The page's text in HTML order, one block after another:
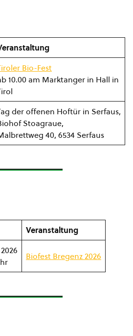
Bio-Fest
10.00 am Marktanger in Hall in
der offenen Hoftür in Serfaus,
Stoagraue,
40, 6534 Serfaus
Veranstaltung
Biofest Bregenz 2026